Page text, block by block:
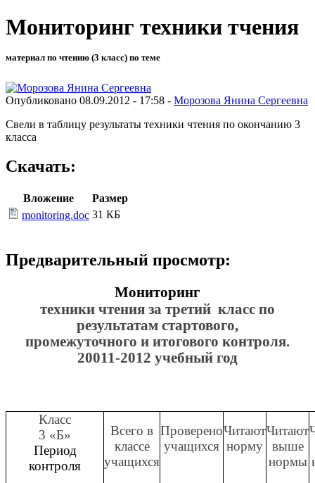
Мониторинг техники тчения
материал по чтению (3 класс) по теме
Опубликовано 08.09.2012 - 17:58 - Морозова Янина Сергеевна
Свели в таблицу результаты техники чтения по окончанию 3
класса
Скачать:
Вложение
Размер
monitoring.doc 31 КБ
Предварительный просмотр:
Мониторинг
техники чтения за третий класс по
результатам стартового,
промежуточного и итогового контроля.
20011-2012 учебный год
Класс
3 «Б»
Период
контроля
Всего в
классе
учащихся
Проверено
учащихся
Читают
норму
Читают
выше
нормы